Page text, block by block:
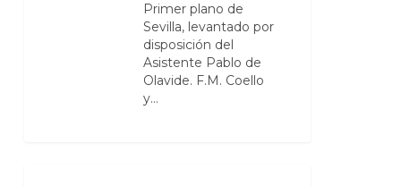
Primer plano de
Sevilla, levantado por
disposición del
Asistente Pablo de
Olavide. F.M. Coello
y…